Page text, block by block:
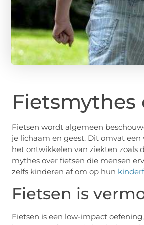
Fietsen wordt algemeen
je lichaam en geest. Dit omvat
het ontwikkelen van ziekten zoals
mythes over fietsen die mensen
zelfs kinderen af ​​om op hun
Fietsen is
Fietsen is een low-impact